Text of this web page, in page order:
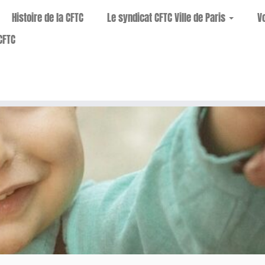
Histoire de la CFTC Le syndicat CFTC Ville de Paris